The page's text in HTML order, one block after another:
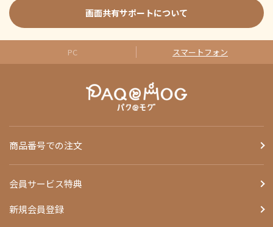
画面共有サポートについて
PC スマートフォン
商品番号での注文
会員サービス特典
新規会員登録